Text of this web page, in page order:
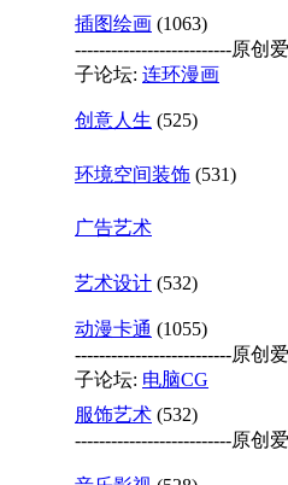
插图绘画 (1063)
--------------------------原创
子论坛: 连环漫画
创意人生 (525)
环境空间装饰 (531)
广告艺术
艺术设计 (532)
动漫卡通 (1055)
--------------------------原创
子论坛: 电脑CG
服饰艺术 (532)
--------------------------原创